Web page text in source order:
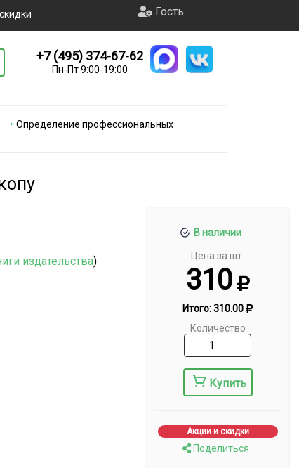
Гость
+7 (495) 374-67-62
Пн-Пт 9:00-19:00
Определение профессиональных
В наличии
Цена за шт.
310
Итого:310.00
Количество
Купить
Акции и скидки
Поделиться
издательства)